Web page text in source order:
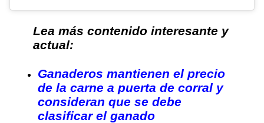
Lea más contenido interesante y
actual:
Ganaderos mantienen el precio
de la carne a puerta de corral y
consideran que se debe
clasificar el ganado